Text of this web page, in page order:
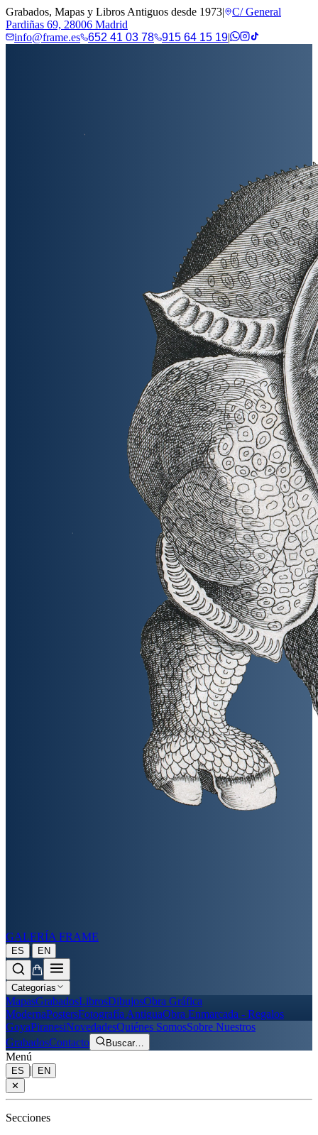
Grabados, Mapas y Libros Antiguos desde 1973|
C/ General
Pardiñas 69, 28006 Madrid
info@frame.es
652 41 03 78 915 64 15 19|
GALERÍA FRAME
ES | EN
Categorías
MapasGrabadosLibrosDibujosObra Gráfica
ModernaPostersFotografía AntiguaObra Enmarcada - Regalos
GoyaPiranesiNovedadesQuiénes SomosSobre Nuestros
GrabadosContacto Buscar…
Menú
ES |
EN
✕
Secciones